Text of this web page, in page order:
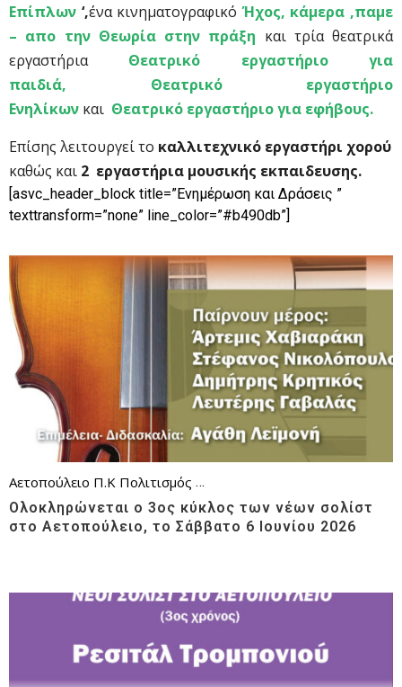
Επίπλων ‘,ένα κινηματογραφικόΉχος, κάμερα ,παμε
– απο την Θεωρία στην πράξη και τρία θεατρικά
εργαστήρια Θεατρικό εργαστήριο για
παιδιά,
Θεατρικό εργαστήριο
Ενηλίκων και Θεατρικό εργαστήριο για εφήβους.
Επίσης λειτουργεί το καλλιτεχνικό εργαστήρι χορού
καθώς και 2 εργαστήρια μουσικής εκπαιδευσης.
[asvc_header_block title=”Ενημέρωση και Δράσεις ”
texttransform=”none” line_color=”#b490db”]
Αετοπούλειο Π.Κ Πολιτισμός Συμφωνική Ορχήστρα Νέων
Ολοκληρώνεται ο 3ος κύκλος των νέων σολίστ
στο Αετοπούλειο, το Σάββατο 6 Ιουνίου 2026